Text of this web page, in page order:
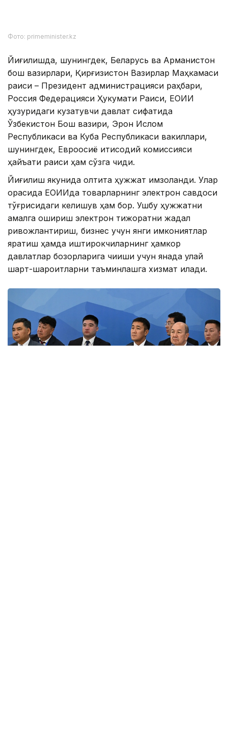
Фото: primeminister.kz
Йиғилишда, шунингдек, Беларусь ва Арманистон
бош вазирлари, Қирғизистон Вазирлар Маҳкамаси
раиси – Президент администрацияси раҳбари,
Россия Федерацияси Ҳукумати Раиси, ЕОИИ
ҳузуридаги кузатувчи давлат сифатида
Ўзбекистон Бош вазири, Эрон Ислом
Республикаси ва Куба Республикаси вакиллари,
шунингдек, Евроосиё иқтисодий комиссияси
ҳайъати раиси ҳам сўзга чиқди.
Йиғилиш якунида олтита ҳужжат имзоланди. Улар
орасида ЕОИИда товарларнинг электрон савдоси
тўғрисидаги келишув ҳам бор. Ушбу ҳужжатни
амалга ошириш электрон тижоратни жадал
ривожлантириш, бизнес учун янги имкониятлар
яратиш ҳамда иштирокчиларнинг ҳамкор
давлатлар бозорларига чиқиши учун янада қулай
шарт-шароитларни таъминлашга хизмат қилади.